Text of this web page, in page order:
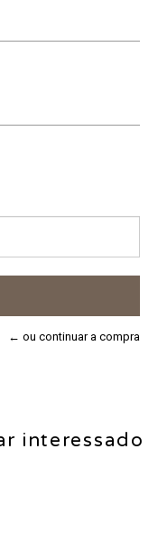
← ou continuar a compra
interessado